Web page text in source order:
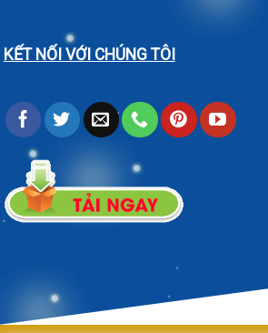
KẾT NỐI VỚI CHÚNG TÔI